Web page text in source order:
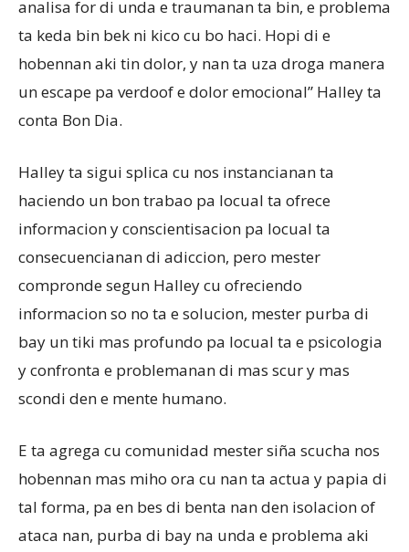
analisa for di unda e traumanan ta bin, e problema
ta keda bin bek ni kico cu bo haci. Hopi di e
hobennan aki tin dolor, y nan ta uza droga manera
un escape pa verdoof e dolor emocional” Halley ta
conta Bon Dia.
Halley ta sigui splica cu nos instancianan ta
haciendo un bon trabao pa locual ta ofrece
informacion y conscientisacion pa locual ta
consecuencianan di adiccion, pero mester
compronde segun Halley cu ofreciendo
informacion so no ta e solucion, mester purba di
bay un tiki mas profundo pa locual ta e psicologia
y confronta e problemanan di mas scur y mas
scondi den e mente humano.
E ta agrega cu comunidad mester siña scucha nos
hobennan mas miho ora cu nan ta actua y papia di
tal forma, pa en bes di benta nan den isolacion of
ataca nan, purba di bay na unda e problema aki